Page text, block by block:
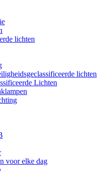
lichten
lichten
Lichten
voor elke dag